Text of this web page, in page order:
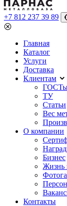
+7 812 237 39 89
Главная
Каталог
Услуги
Доставка
Клиентам
ТУ
Статьи
Вес
О компании
Бизнес
Жизнь
Контакты